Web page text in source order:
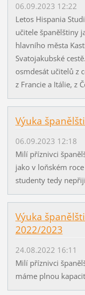
06.09.2023 12:22
Letos Hispania
učitele španělštiny
hlavního města
Svatojakubské
osmdesát učitelů z
z Francie a Itálie, z
Výuka
06.09.2023 12:18
Milí příznivci
jako v loňském
studenty tedy
Výuka
2022/2023
24.08.2022 16:11
Milí příznivci
máme plnou